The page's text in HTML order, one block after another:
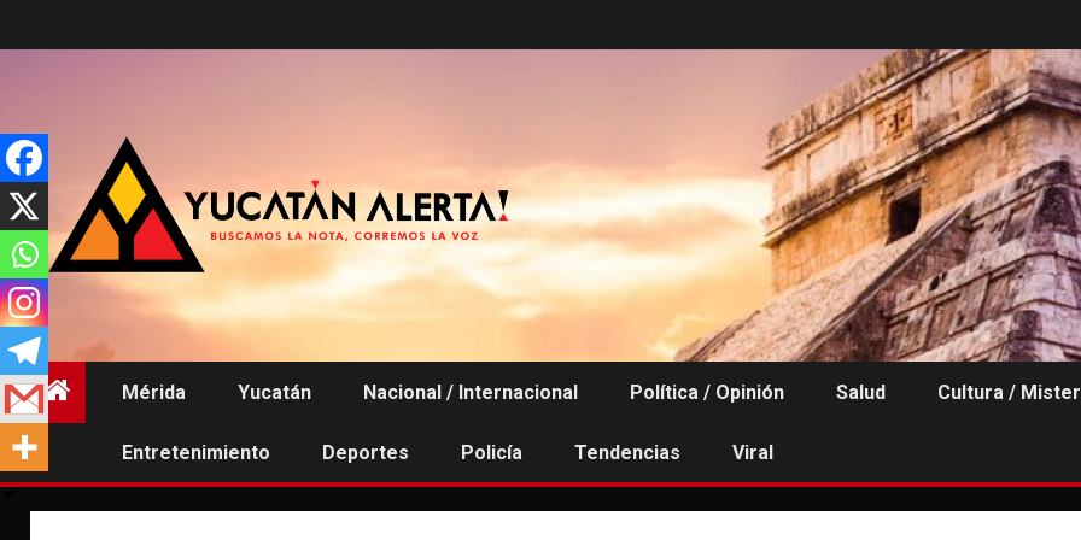
al
Mérida Yucatán Nacional / Internacional Política / Opinión Salud Cultura /
Entretenimiento Deportes Policía Tendencias Viral